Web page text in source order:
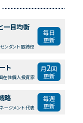
一目均衡
ンダント 取締役
毎日
更新
ト
在住個人投資家
月2回
更新
略
ージメント 代表
毎週
更新